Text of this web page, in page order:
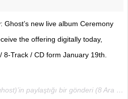
new live album Ceremony
the offering digitally today,
Track / CD form January 19th.
paylaştığı bir gönderi (8 Ara 2017, 06:13 PST